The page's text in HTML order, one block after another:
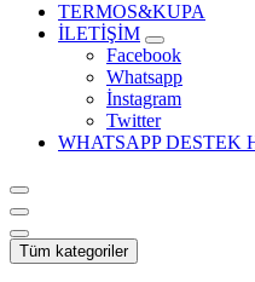
TERMOS&KUPA
İLETİŞİM
Facebook
Whatsapp
İnstagram
Twitter
WHATSAPP DESTEK
Tüm kategoriler